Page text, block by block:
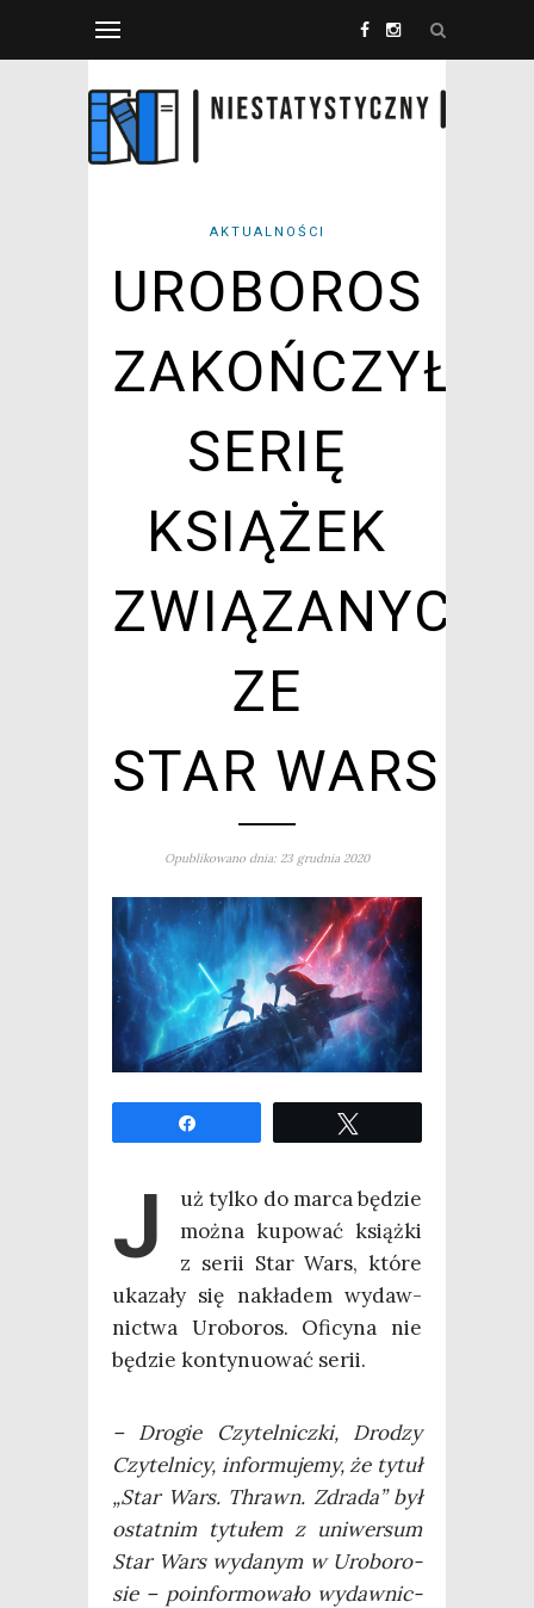
AKTUALNOŚCI
UROBOROS
ZAKOŃCZYŁ
SERIĘ
KSIĄŻEK
ZWIĄZANYCH
ZE
STAR WARS
Opublikowano dnia: 23 grudnia 2020
J
uż tyl­ko do mar­ca będzie
moż­na kupo­wać książ­ki
z serii Star Wars, któ­re
uka­za­ły się nakła­dem wydaw­
nic­twa Uro­bo­ros. Ofi­cy­na nie
będzie kon­ty­nu­ować serii.
– Dro­gie Czy­tel­nicz­ki, Dro­dzy
Czy­tel­ni­cy, infor­mu­je­my, że tytuł
„Star Wars. Thrawn. Zdra­da” był
ostat­nim tytu­łem z uni­wer­sum
Star Wars wyda­nym w Uro­bo­ro­
sie – poin­for­mo­wa­ło wydaw­nic­